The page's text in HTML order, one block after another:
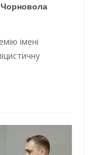
Чорновола
імені